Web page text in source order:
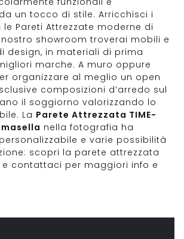
un tocco di stile. Arricchisci i
Pareti Attrezzate moderne di
showroom troverai mobili e
design, in materiali di prima
marche. A muro oppure
organizzare al meglio un open
composizioni d’arredo sul
il soggiorno valorizzando lo
La Parete Attrezzata TIME-
nella fotografia ha
e varie possibilità
scopri la parete attrezzata
contattaci per maggiori info e